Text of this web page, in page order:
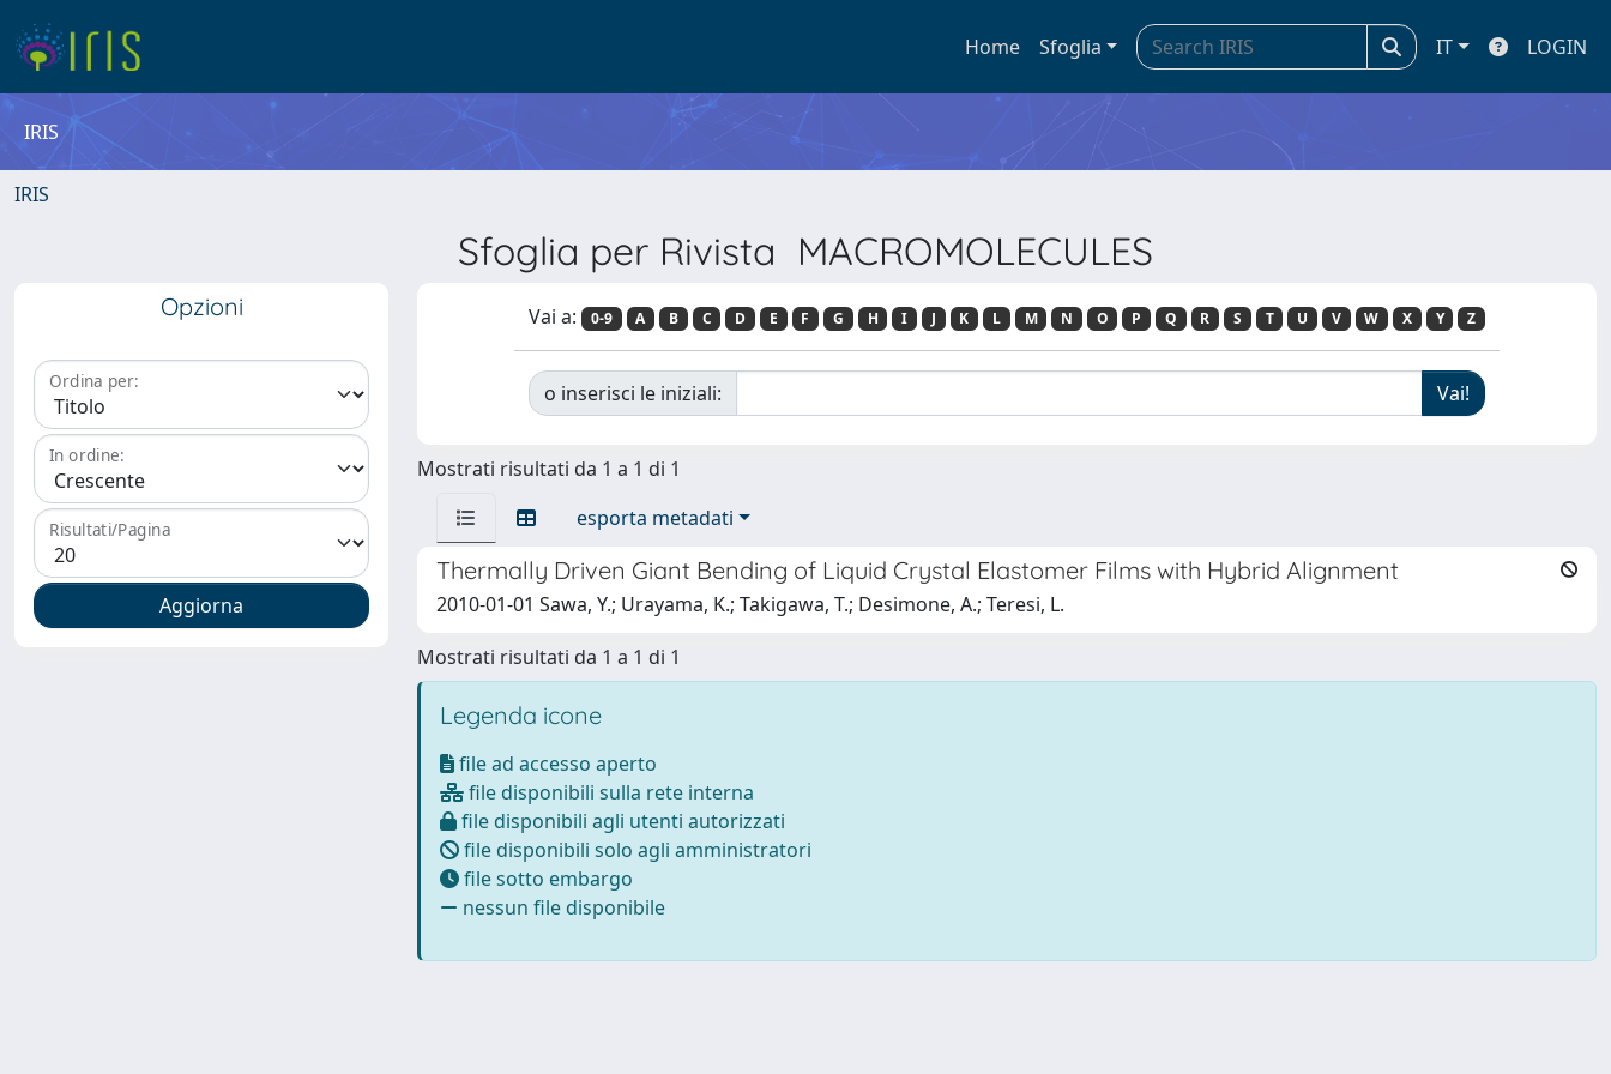
Home Sfoglia IT LOGIN
IRIS
IRIS
Sfoglia per Rivista MACROMOLECULES
Opzioni
Ordina per:
In ordine:
Risultati/Pagina
Vai a: 0-9 A B C D E F G H I J K L M N O P Q R S T U V W X Y Z
o inserisci le iniziali:
Mostrati risultati da 1 a 1 di 1
esporta metadati
Thermally Driven Giant Bending of Liquid Crystal Elastomer Films with Hybrid Alignment
2010-01-01 Sawa, Y.; Urayama, K.; Takigawa, T.; Desimone, A.; Teresi, L.
Mostrati risultati da 1 a 1 di 1
Legenda icone
file ad accesso aperto
file disponibili sulla rete interna
file disponibili agli utenti autorizzati
file disponibili solo agli amministratori
file sotto embargo
nessun file disponibile